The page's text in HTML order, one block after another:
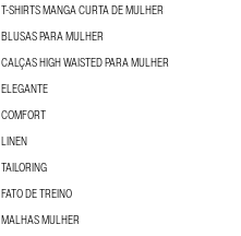
T-SHIRTS MANGA CURTA DE MULHER
BLUSAS PARA MULHER
CALÇAS HIGH WAISTED PARA MULHER
ELEGANTE
COMFORT
LINEN
TAILORING
FATO DE TREINO
MALHAS MULHER